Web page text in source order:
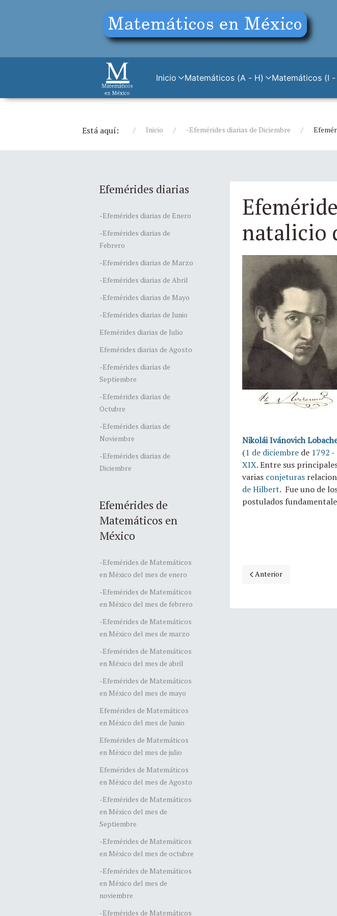
Inicio Matemáticos (A - H) Matemáticos (I -
Está aquí: Inicio -Efemérides diarias de Diciembre
Efemérides diarias
-Efemérides diarias de Enero
-Efemérides diarias de
Febrero
-Efemérides diarias de Marzo
-Efemérides diarias de Abril
-Efemérides diarias de Mayo
-Efemérides diarias de Junio
Efemérides diarias de Julio
Efemérides diarias de Agosto
-Efemérides diarias de
Septiembre
-Efemérides diarias de
Octubre
-Efemérides diarias de
Noviembre
-Efemérides diarias de
Diciembre
Efemérides de
Matemáticos en
México
-Efemérides de Matemáticos
en México del mes de enero
-Efemérides de Matemáticos
en México del mes de febrero
-Efemérides de Matemáticos
en México del mes de marzo
-Efemérides de Matemáticos
en México del mes de abril
-Efemérides de Matemáticos
en México del mes de mayo
Efemérides de Matemáticos
en México del mes de Junio
Efemérides de Matemáticos
en México del mes de julio
Efemérides de Matemáticos
en México del mes de Agosto
-Efemérides de Matemáticos
en México del mes de
Septiembre
-Efemérides de Matemáticos
en México del mes de octubre
-Efemérides de Matemáticos
en México del mes de
noviembre
-Efemérides de Matemáticos
natalicio
Nikolái Ivánovich
(1 de diciembrede 1792 -
XIX.Entre sus
varias conjeturas
de Hilbert. Fue uno de
postulados
Artículo anterior: 20 de
Anterior